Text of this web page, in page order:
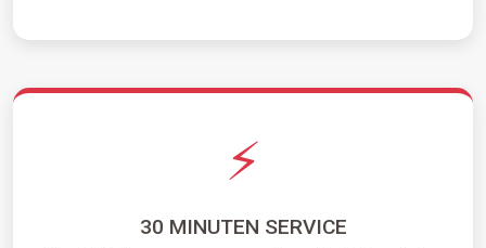
⚡
30 MINUTEN SERVICE